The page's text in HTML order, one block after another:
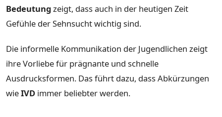
Bedeutung zeigt, dass auch in der heutigen Zeit
Gefühle der Sehnsucht wichtig sind.
Die informelle Kommunikation der Jugendlichen zeigt
ihre Vorliebe für prägnante und schnelle
Ausdrucksformen. Das führt dazu, dass Abkürzungen
wieIVD immer beliebter werden.